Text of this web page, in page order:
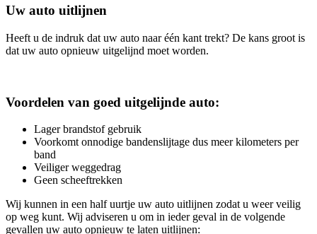
Uw auto uitlijnen
Heeft u de indruk dat uw auto naar één kant trekt? De kans groot is
dat uw auto opnieuw uitgelijnd moet worden.
Voordelen van goed uitgelijnde auto:
Lager brandstof gebruik
Voorkomt onnodige bandenslijtage dus meer kilometers per
band
Veiliger weggedrag
Geen scheeftrekken
Wij kunnen in een half uurtje uw auto uitlijnen zodat u weer veilig
op weg kunt. Wij adviseren u om in ieder geval in de volgende
gevallen uw auto opnieuw te laten uitlijnen: